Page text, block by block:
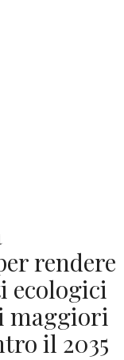
rendere
ecologici
maggiori
il 2035